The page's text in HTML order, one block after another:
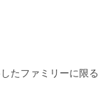
たファミリーに限る